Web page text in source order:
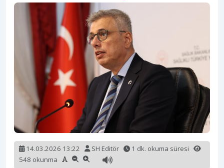
14.03.2026 13:22 SH Editör
1 dk. okuma süresi
548 okunma